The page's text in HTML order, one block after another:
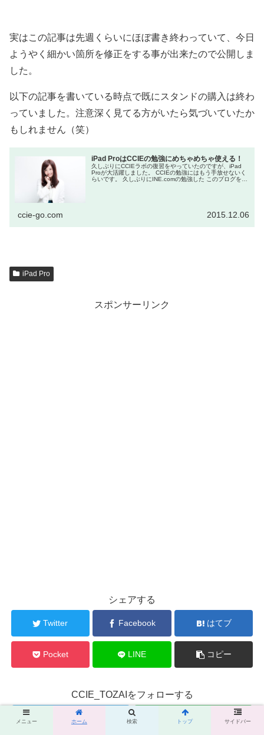
実はこの記事は先週くらいにほぼ書き終わっていて、今日
ようやく細かい箇所を修正をする事が出来たので公開しま
した。
以下の記事を書いている時点で既にスタンドの購入は終わ
っていました。注意深く見てる方がいたら気づいていたか
もしれません（笑）
iPad ProはCCIEの勉強にめちゃめちゃ使える！
久しぶりにCCIEラボの復習をやっていたのですが、iPad
Proが大活躍しました。 CCIEの勉強にはもう手放せないく
らいです。 久しぶりにINE.comの勉強した このブログを見
ccie-go.com 2015.12.06
iPad Pro
スポンサーリンク
シェアする
Twitter Facebook はてブ
Pocket LINE コピー
CCIE_TOZAIをフォローする
メニュー ホーム 検索 トップ サイドバー